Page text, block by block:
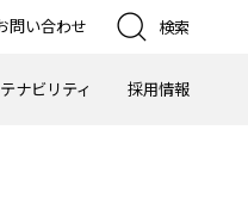
問い合わせ 検索
ナビリティ 採用情報